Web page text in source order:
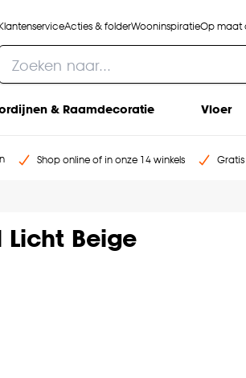
Acties & folderWooninspiratieOp maat
& Raamdecoratie Vloer
Shop online of in onze 14 winkels
Beige